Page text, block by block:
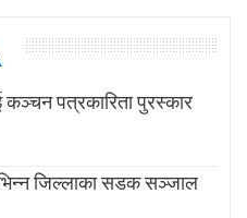
कञ्चन पत्रकारिता पुरस्कार
जिल्लाका सडक सञ्जाल